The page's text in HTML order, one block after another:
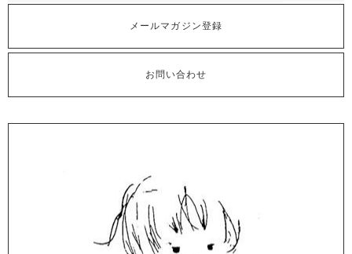
メールマガジン登録
お問い合わせ